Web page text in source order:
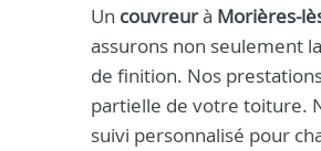
Un couvreurà Morières-
assurons non seulement
de finition. Nos
partielle de votre toiture.
suivi personnalisé pour